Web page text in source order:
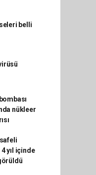
belli
nükleer
yıl içinde